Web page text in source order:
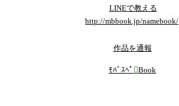
LINEで教える
http://mbbook.jp/namebook/
作品を通報
ﾓﾊﾞｽﾍﾟ Book